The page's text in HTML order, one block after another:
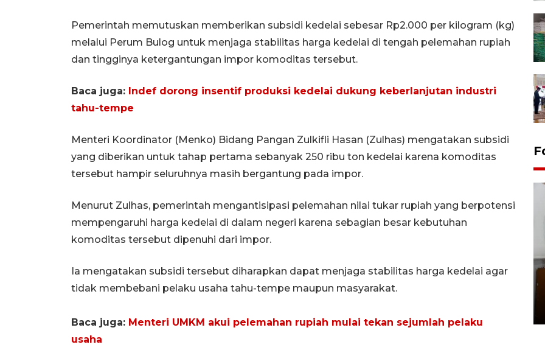
Pemerintah memutuskan memberikan subsidi kedelai sebesar Rp2.000 per kilogram (kg)
melalui Perum Bulog untuk menjaga stabilitas harga kedelai di tengah pelemahan rupiah
dan tingginya ketergantungan impor komoditas tersebut.
Baca juga: Indef dorong insentif produksi kedelai dukung keberlanjutan industri
tahu-tempe
Menteri Koordinator (Menko) Bidang Pangan Zulkifli Hasan (Zulhas) mengatakan subsidi
yang diberikan untuk tahap pertama sebanyak 250 ribu ton kedelai karena komoditas
tersebut hampir seluruhnya masih bergantung pada impor.
Menurut Zulhas, pemerintah mengantisipasi pelemahan nilai tukar rupiah yang berpotensi
mempengaruhi harga kedelai di dalam negeri karena sebagian besar kebutuhan
komoditas tersebut dipenuhi dari impor.
Ia mengatakan subsidi tersebut diharapkan dapat menjaga stabilitas harga kedelai agar
tidak membebani pelaku usaha tahu-tempe maupun masyarakat.
Baca juga: Menteri UMKM akui pelemahan rupiah mulai tekan sejumlah pelaku
usaha
Pemakaman maestro seni
rupa Nasirun